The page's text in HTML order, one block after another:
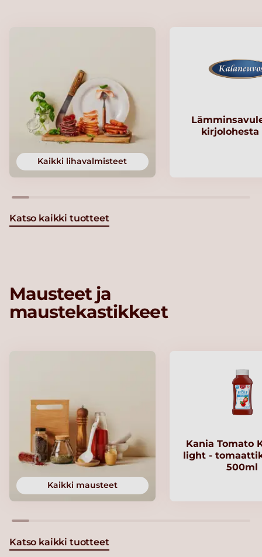
Kaikki lihavalmisteet
kirjolohesta
Katso kaikki tuotteet
Mausteet ja
maustekastikkeet
Kaikki mausteet
Kania Tomato
light -
500ml
Katso kaikki tuotteet